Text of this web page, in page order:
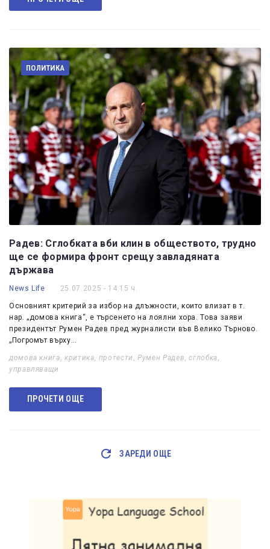
ПОЛИТИКА
Радев: Сглобката вби клин в обществото, трудно
ще се формира фронт срещу завладяната
държава
News Life 25.07.2025 - 14:15 ч.
Основният критерий за избор на длъжности, които влизат в т.
нар. „домова книга“, е търсенето на лоялни хора. Това заяви
президентът Румен Радев пред журналисти във Велико Търново.
„Погромът върху…
домова книга критика протести ,Румен Радев ,сглобка
управляващи
ПРОЧЕТИ ОЩЕ
ЗАРЕДИ ОЩЕ